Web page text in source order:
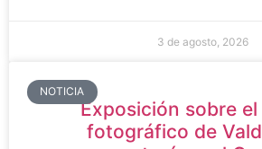
3 de agosto, 2026
NOTICIA
Exposición sobre
fotográfico de